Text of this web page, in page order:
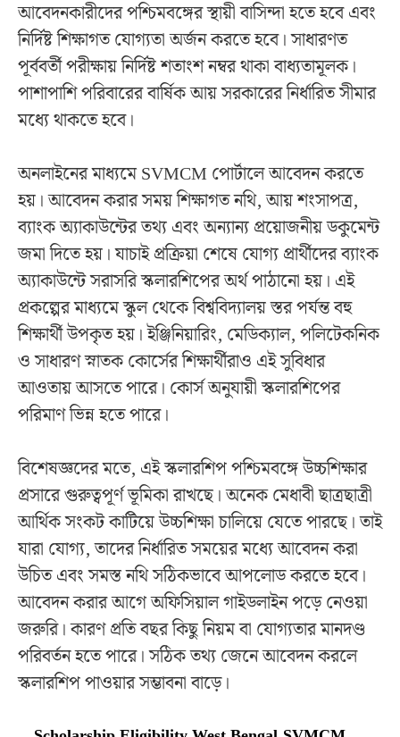
আবেদনকারীদের পশ্চিমবঙ্গের স্থায়ী বাসিন্দা হতে হবে এবং
নির্দিষ্ট শিক্ষাগত যোগ্যতা অর্জন করতে হবে। সাধারণত
পূর্ববর্তী পরীক্ষায় নির্দিষ্ট শতাংশ নম্বর থাকা বাধ্যতামূলক।
পাশাপাশি পরিবারের বার্ষিক আয় সরকারের নির্ধারিত সীমার
মধ্যে থাকতে হবে।
অনলাইনের মাধ্যমে SVMCM পোর্টালে আবেদন করতে
হয়। আবেদন করার সময় শিক্ষাগত নথি, আয় শংসাপত্র,
ব্যাংক অ্যাকাউন্টের তথ্য এবং অন্যান্য প্রয়োজনীয় ডকুমেন্ট
জমা দিতে হয়। যাচাই প্রক্রিয়া শেষে যোগ্য প্রার্থীদের ব্যাংক
অ্যাকাউন্টে সরাসরি স্কলারশিপের অর্থ পাঠানো হয়। এই
প্রকল্পের মাধ্যমে স্কুল থেকে বিশ্ববিদ্যালয় স্তর পর্যন্ত বহু
শিক্ষার্থী উপকৃত হয়। ইঞ্জিনিয়ারিং, মেডিক্যাল, পলিটেকনিক
ও সাধারণ স্নাতক কোর্সের শিক্ষার্থীরাও এই সুবিধার
আওতায় আসতে পারে। কোর্স অনুযায়ী স্কলারশিপের
পরিমাণ ভিন্ন হতে পারে।
বিশেষজ্ঞদের মতে, এই স্কলারশিপ পশ্চিমবঙ্গে উচ্চশিক্ষার
প্রসারে গুরুত্বপূর্ণ ভূমিকা রাখছে। অনেক মেধাবী ছাত্রছাত্রী
আর্থিক সংকট কাটিয়ে উচ্চশিক্ষা চালিয়ে যেতে পারছে। তাই
যারা যোগ্য, তাদের নির্ধারিত সময়ের মধ্যে আবেদন করা
উচিত এবং সমস্ত নথি সঠিকভাবে আপলোড করতে হবে।
আবেদন করার আগে অফিসিয়াল গাইডলাইন পড়ে নেওয়া
জরুরি। কারণ প্রতি বছর কিছু নিয়ম বা যোগ্যতার মানদণ্ড
পরিবর্তন হতে পারে। সঠিক তথ্য জেনে আবেদন করলে
স্কলারশিপ পাওয়ার সম্ভাবনা বাড়ে।